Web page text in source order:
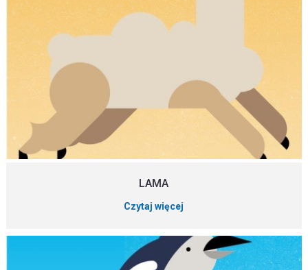
LAMA
Czytaj więcej